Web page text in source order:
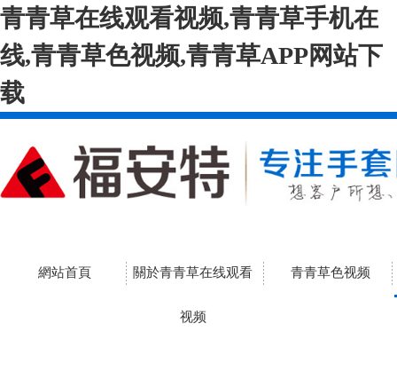
青青草在线观看视频,青青草手机在
线,青青草色视频,青青草APP网站下
载
網站首頁 關於青青草在线观看
视频
青青草色视频